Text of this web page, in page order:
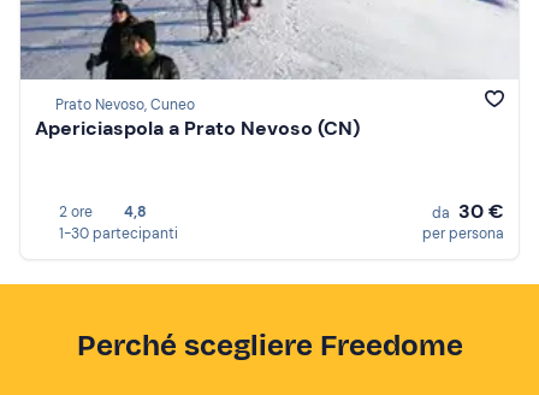
Prato Nevoso, Cuneo
Apericiaspola a Prato Nevoso (CN)
2 ore
4,8
1-30 partecipanti
da 30 €
per persona
Perché scegliere Freedome